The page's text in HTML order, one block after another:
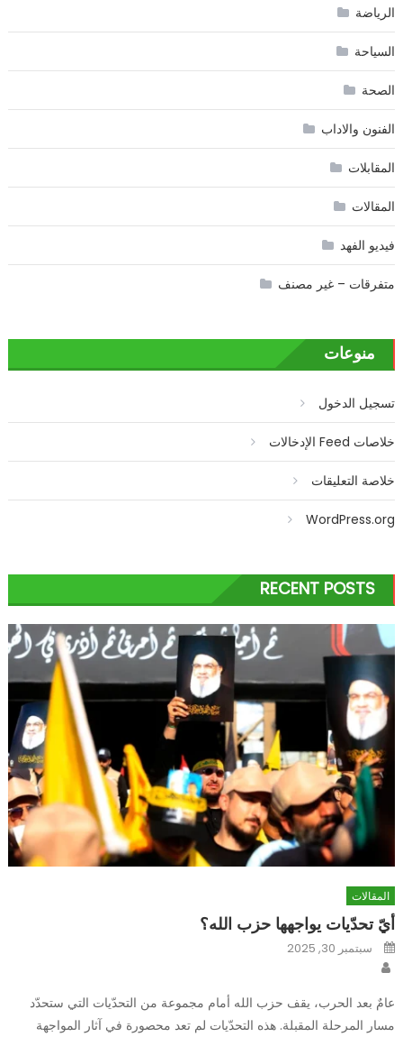
الرياضة
السياحة
الصحة
الفنون والاداب
المقابلات
المقالات
فيديو الفهد
متفرقات – غير مصنف
منوعات
تسجيل الدخول
خلاصات Feed الإدخالات
خلاصة التعليقات
WordPress.org
RECENT POSTS
المقالات
أيّ تحدّيات يواجهها حزب الله؟
Posted
onسبتمبر 30, 2025
عامٌ بعد الحرب، يقف حزب الله أمام مجموعة من التحدّيات التي ستحدّد
مسار المرحلة المقبلة. هذه التحدّيات لم تعد محصورة في آثار المواجهة